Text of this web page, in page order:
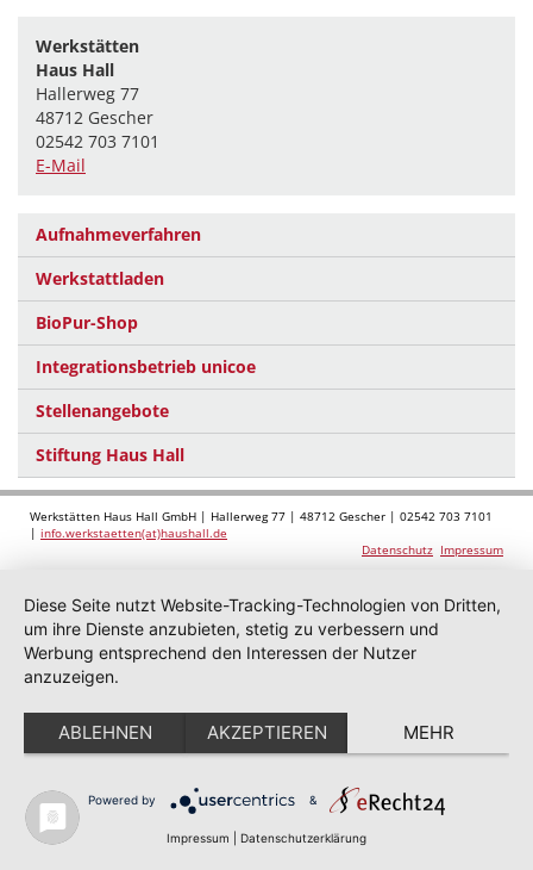
Werkstätten
Haus Hall
Hallerweg 77
48712 Gescher
02542 703 7101
E-Mail
Aufnahmeverfahren
Werkstattladen
BioPur-Shop
Integrationsbetrieb unicoe
Stellenangebote
Stiftung Haus Hall
Werkstätten Haus Hall GmbH | Hallerweg 77 | 48712 Gescher | 02542 703 7101
| info.werkstaetten(at)haushall.de
Datenschutz Impressum
Diese Seite nutzt Website-Tracking-Technologien von Dritten,
um ihre Dienste anzubieten, stetig zu verbessern und
Werbung entsprechend den Interessen der Nutzer
anzuzeigen.
ABLEHNEN AKZEPTIEREN MEHR
Powered by &
Impressum Datenschutzerklärung